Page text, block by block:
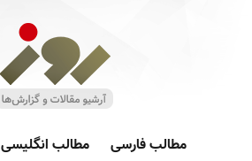
مطالب فارسی مطالب انگلیسی